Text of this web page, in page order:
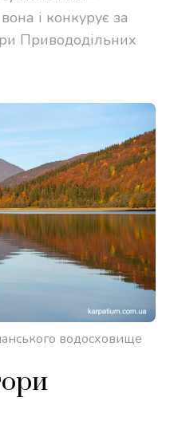
і конкурує за
Привододільних
водосховище